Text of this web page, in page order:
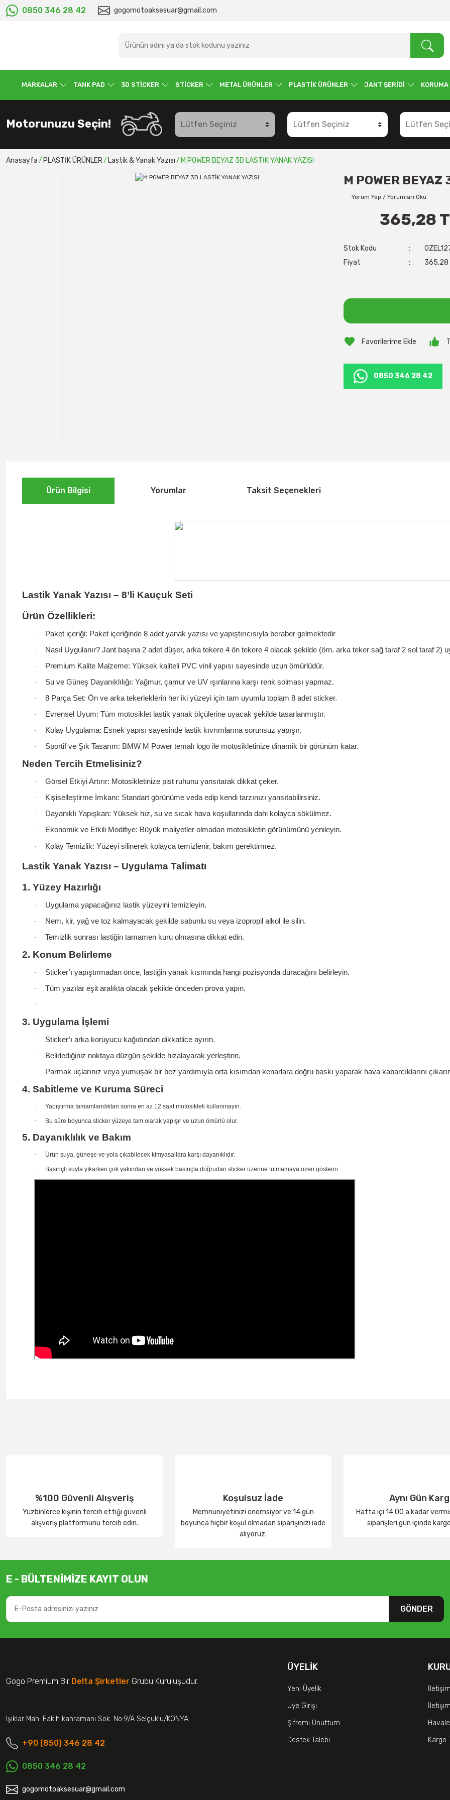
0850 346 28 42 gogomotoaksesuar@gmail.com
MARKALAR TANK PAD 3D STİCKER STİCKER METAL ÜRÜNLER PLASTİK ÜRÜNLER JANT ŞERİDİ
Motorunuzu Seçin!
Anasayfa PLASTİK ÜRÜNLER Lastik & Yanak Yazısı M POWER BEYAZ 3D LASTİK YANAK YAZISI
M POWER
Yorum Yap / Yorumları Oku
365,28
Stok Kodu
Fiyat
365,28
0850 346 28 42
Ürün Bilgisi Yorumlar Taksit Seçenekleri
Lastik Yanak Yazısı – 8’li Kauçuk Seti
Ürün Özellikleri:
· Paket içeriği: Paket içeriğinde 8 adet yanak yazısı ve yapıştırıcısıyla beraber gelmektedir
· Nasıl Uygulanır? Jant başına 2 adet düşer, arka tekere 4 ön tekere 4 olacak şekilde (örn. arka teker sağ taraf 2 sol taraf 2)
· Premium Kalite Malzeme: Yüksek kaliteli PVC vinil yapısı sayesinde uzun ömürlüdür.
· Su ve Güneş Dayanıklılığı: Yağmur, çamur ve UV ışınlarına karşı renk solması yapmaz.
· 8 Parça Set: Ön ve arka tekerleklerin her iki yüzeyi için tam uyumlu toplam 8 adet sticker.
· Evrensel Uyum: Tüm motosiklet lastik yanak ölçülerine uyacak şekilde tasarlanmıştır.
· Kolay Uygulama: Esnek yapısı sayesinde lastik kıvrımlarına sorunsuz yapışır.
· Sportif ve Şık Tasarım: BMW M Power temalı logo ile motosikletinize dinamik bir görünüm katar.
Neden Tercih Etmelisiniz?
· Görsel Etkiyi Artırır: Motosikletinize pist ruhunu yansıtarak dikkat çeker.
· Kişiselleştirme İmkanı: Standart görünüme veda edip kendi tarzınızı yansıtabilirsiniz.
· Dayanıklı Yapışkan: Yüksek hız, su ve sıcak hava koşullarında dahi kolayca sökülmez.
· Ekonomik ve Etkili Modifiye: Büyük maliyetler olmadan motosikletin görünümünü yenileyin.
· Kolay Temizlik: Yüzeyi silinerek kolayca temizlenir, bakım gerektirmez.
Lastik Yanak Yazısı – Uygulama Talimatı
1. Yüzey Hazırlığı
· Uygulama yapacağınız lastik yüzeyini temizleyin.
· Nem, kir, yağ ve toz kalmayacak şekilde sabunlu su veya izopropil alkol ile silin.
· Temizlik sonrası lastiğin tamamen kuru olmasına dikkat edin.
2. Konum Belirleme
· Sticker’ı yapıştırmadan önce, lastiğin yanak kısmında hangi pozisyonda duracağını belirleyin.
· Tüm yazılar eşit aralıkta olacak şekilde önceden prova yapın.
·
3. Uygulama İşlemi
· Sticker’ı arka koruyucu kağıdından dikkatlice ayırın.
· Belirlediğiniz noktaya düzgün şekilde hizalayarak yerleştirin.
· Parmak uçlarınız veya yumuşak bir bez yardımıyla orta kısımdan kenarlara doğru baskı yaparak hava kabarcıklarını
4. Sabitleme ve Kuruma Süreci
· Yapıştırma tamamlandıktan sonra en az 12 saat motosikleti kullanmayın.
· Bu süre boyunca sticker yüzeye tam olarak yapışır ve uzun ömürlü olur.
5. Dayanıklılık ve Bakım
· Ürün suya, güneşe ve yola çıkabilecek kimyasallara karşı dayanıklıdır.
· Basınçlı suyla yıkarken çok yakından ve yüksek basınçla doğrudan sticker üzerine tutmamaya özen gösterin.
%100 Güvenli Alışveriş
Yüzbinlerce kişinin tercih ettiği güvenli
alışveriş platformunu tercih edin.
Koşulsuz İade
Memnuniyetinizi önemsiyor ve 14 gün
boyunca hiçbir koşul olmadan siparişinizi iade
alıyoruz.
Aynı Gün
Hafta içi 14:00 a kadar
siparişleri gün içinde
E - BÜLTENİMİZE KAYIT OLUN
GÖNDER
Gogo Premium Bir Delta Şirketler Grubu Kuruluşudur.
Işıklar Mah. Fakih kahramani Sok. No:9/A Selçuklu/KONYA
+90 (850) 346 28 42
0850 346 28 42
gogomotoaksesuar@gmail.com
ÜYELIK
Yeni Üyelik
Üye Girişi
Şifremi Unuttum
Destek Talebi
Kargo